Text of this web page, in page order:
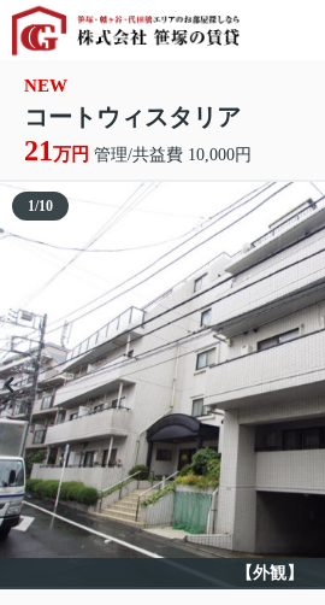
NEW
コートウィスタリア
21万円 管理/共益費 10,000円
【外観】
1/10